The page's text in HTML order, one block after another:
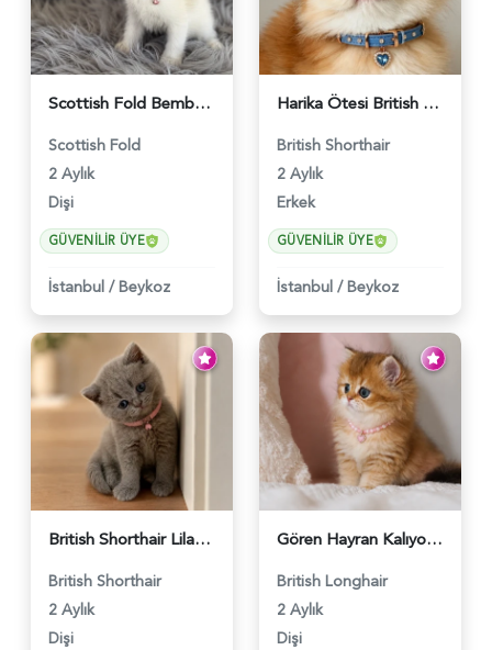
Scottish Fold Bembeyaz Pembe Burun Yavrumuz - 6120
Scottish Fold
2 Aylık
Dişi
GÜVENILIR ÜYE
İstanbul / Beykoz
Harika Ötesi British Longhair Golden Parlayan Yıldız - 6141
British Shorthair
2 Aylık
Erkek
GÜVENILIR ÜYE
İstanbul / Beykoz
British Shorthair Lilac Dişi Tatlı Kızımız - 5236
British Shorthair
2 Aylık
Dişi
Gören Hayran Kalıyor! British Longhair Golden Dişi - 6345
British Longhair
2 Aylık
Dişi